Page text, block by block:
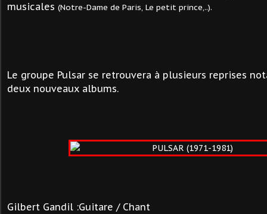
musicales (Notre-Dame de Paris, Le petit prince,..).
Le groupe Pulsar se retrouvera à plusieurs reprises
deux nouveaux albums.
Gilbert Gandil :Guitare / Chant